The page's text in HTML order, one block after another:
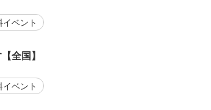
イベント
全国】
イベント